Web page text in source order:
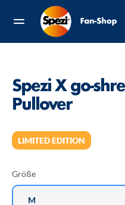
Spezi X go-
Pullover
LIMITED EDITION
Größe